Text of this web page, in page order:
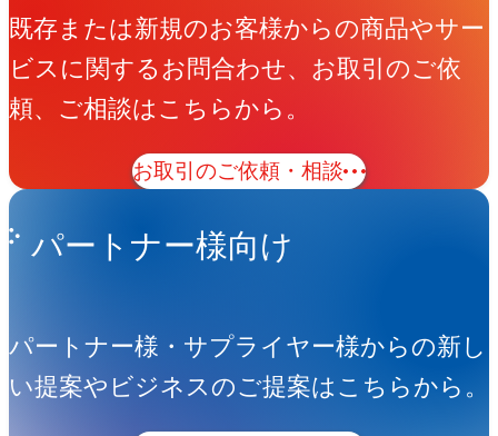
既存または新規のお客様からの商品やサー
ビスに関するお問合わせ、お取引のご依
頼、ご相談はこちらから。
お取引のご依頼・相談
パートナー様向け
パートナー様・サプライヤー様からの新し
い提案やビジネスのご提案はこちらから。